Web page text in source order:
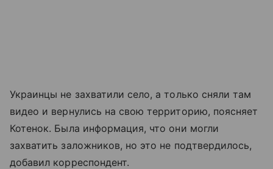
Украинцы не захватили село, а только сняли там
видео и вернулись на свою территорию, поясняет
Котенок. Была информация, что они могли
захватить заложников, но это не подтвердилось,
добавил корреспондент.